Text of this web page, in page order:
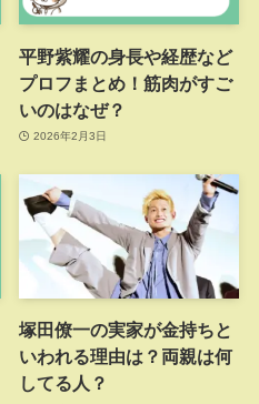
平野紫耀の身長や経歴など
プロフまとめ！筋肉がすご
いのはなぜ？
2026年2月3日
塚田僚一の実家が金持ちと
いわれる理由は？両親は何
してる人？